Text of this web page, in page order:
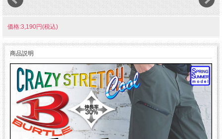
価格:3,190円(税込)
商品説明